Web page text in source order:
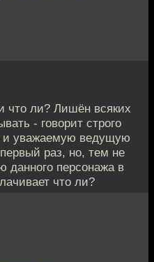
что ли? Лишён всяких
- говорит строго
и уважаемую ведущую
раз, но, тем не
данного персонажа в
что ли?